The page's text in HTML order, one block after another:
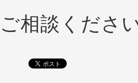
ご相談くださ